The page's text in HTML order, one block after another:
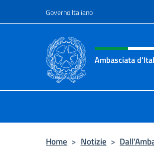
Governo Italiano
Intestazione sito,
Ambasciata
Home > Notizie >